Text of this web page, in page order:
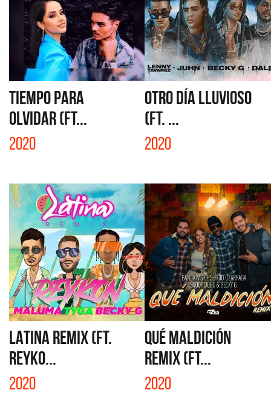
TIEMPO PARA
OLVIDAR (FT...
2020
OTRO DÍA LLUVIOSO
(FT. ...
2020
LATINA REMIX (FT.
REYKO...
2020
QUÉ MALDICIÓN
REMIX (FT...
2020